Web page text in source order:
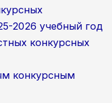
2026 учебный год
конкурсных
конкурсным